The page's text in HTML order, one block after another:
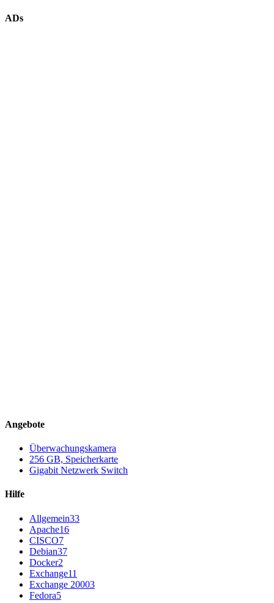
ADs
Angebote
Überwachungskamera
256 GB, Speicherkarte
Gigabit Netzwerk Switch
Hilfe
Allgemein33
Apache16
CISCO7
Debian37
Docker2
Exchange11
Exchange 20003
Fedora5